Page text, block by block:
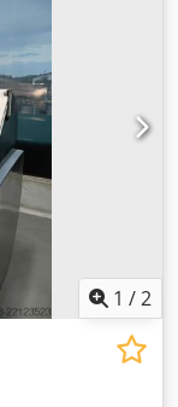
Mått tank:
Benhöjd: 480
1.4301
och
1 /2